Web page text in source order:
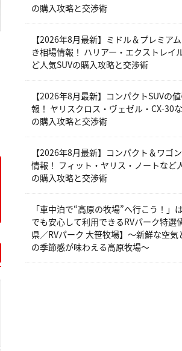
の購入攻略と交渉術
【2026年8月最新】ミドル＆プレミア
き相場情報！ ハリアー・エクストレイ
ど人気SUVの購入攻略と交渉術
【2026年8月最新】コンパクトSUVの
報！ ヤリスクロス・ヴェゼル・CX-30
の購入攻略と交渉術
【2026年8月最新】コンパクト＆ワゴ
情報！ フィット・ヤリス・ノートなど
の購入攻略と交渉術
「車中泊で“高原の牧場”へ行こう！」
でも安心して利用できるRVパーク特選
県／RVパーク 大笹牧場】～新鮮な空気
の季節感が味わえる高原牧場～